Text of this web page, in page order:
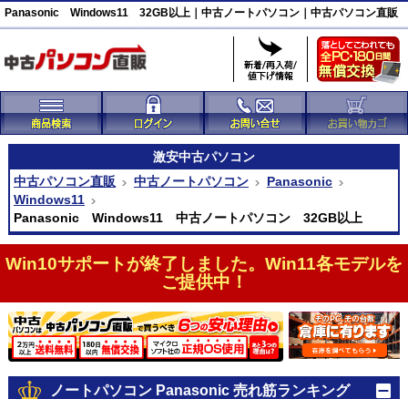
Panasonic Windows11 32GB以上｜中古ノートパソコン｜中古パソコン直販
激安中古パソコン
中古パソコン直販
中古ノートパソコン
Panasonic
Windows11
Panasonic Windows11 中古ノートパソコン 32GB以上
Win10サポートが終了しました。Win11各モデルを
ご提供中！
ノートパソコン Panasonic 売れ筋ランキング